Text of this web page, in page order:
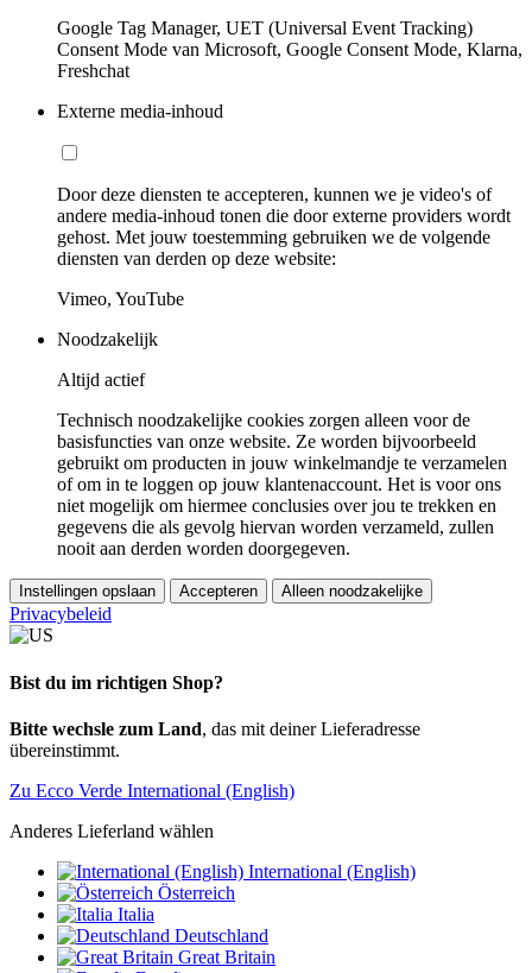
Google Tag Manager, UET (Universal Event Tracking)
Consent Mode van Microsoft, Google Consent Mode, Klarna,
Freshchat
Externe media-inhoud
Door deze diensten te accepteren, kunnen we je video's of
andere media-inhoud tonen die door externe providers wordt
gehost. Met jouw toestemming gebruiken we de volgende
diensten van derden op deze website:
Vimeo, YouTube
Noodzakelijk
Altijd actief
Technisch noodzakelijke cookies zorgen alleen voor de
basisfuncties van onze website. Ze worden bijvoorbeeld
gebruikt om producten in jouw winkelmandje te verzamelen
of om in te loggen op jouw klantenaccount. Het is voor ons
niet mogelijk om hiermee conclusies over jou te trekken en
gegevens die als gevolg hiervan worden verzameld, zullen
nooit aan derden worden doorgegeven.
Instellingen opslaan Accepteren Alleen noodzakelijke
Privacybeleid
Bist du im richtigen Shop?
Bitte wechsle zum Land, das mit deiner Lieferadresse
übereinstimmt.
Zu Ecco Verde International (English)
Anderes Lieferland wählen
International (English)
Österreich
Italia
Deutschland
Great Britain